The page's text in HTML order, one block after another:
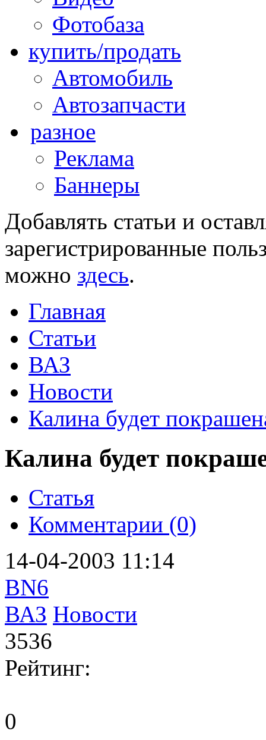
Фотобаза
купить/продать
Автомобиль
Автозапчасти
разное
Реклама
Баннеры
Добавлять статьи и
зарегистрированные
можно здесь.
Главная
Статьи
ВАЗ
Новости
Калина будет
Калина будет
Статья
Комментарии (0)
14-04-2003 11:14
BN6
ВАЗ Новости
3536
Рейтинг:
0